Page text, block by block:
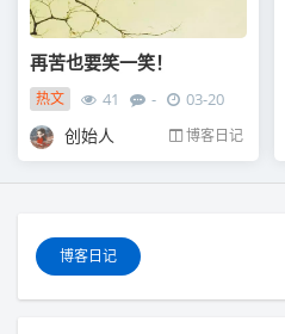
再苦也要笑一笑！
热文 41 - 03-20
创始人 博客日记
博客日记